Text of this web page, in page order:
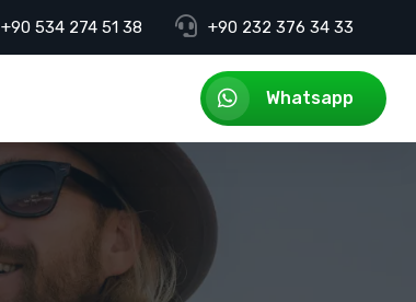
+90 534 274 51 38 +90 232 376 34 33
Whatsapp